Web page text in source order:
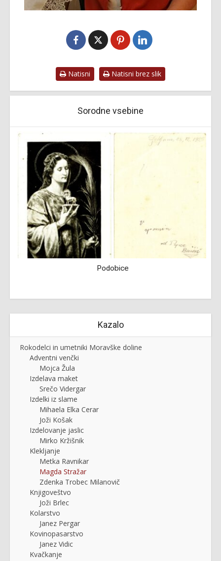
Natisni Natisni brez slik
Sorodne vsebine
Podobice
Kazalo
Rokodelci in umetniki Moravške doline
Adventni venčki
Mojca Žula
Izdelava maket
Srečo Vidergar
Izdelki iz slame
Mihaela Elka Cerar
Joži Košak
Izdelovanje jaslic
Mirko Kržišnik
Klekljanje
Metka Ravnikar
Magda Stražar
Zdenka Trobec Milanovič
Knjigoveštvo
Joži Brlec
Kolarstvo
Janez Pergar
Kovinopasarstvo
Janez Vidic
Kvačkanje